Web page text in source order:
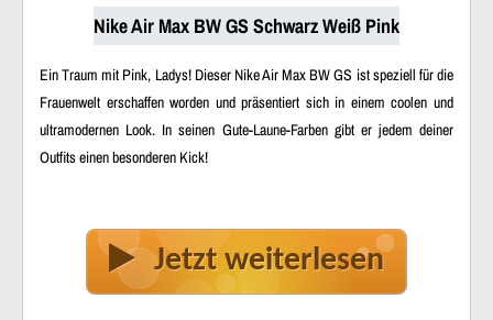
Nike Air Max BW GS Schwarz Weiß Pink
Ein Traum mit Pink, Ladys! Dieser Nike Air Max BW GS ist speziell für die
Frauenwelt erschaffen worden und präsentiert sich in einem coolen und
ultramodernen Look. In seinen Gute-Laune-Farben gibt er jedem deiner
Outfits einen besonderen Kick!
Jetzt weiterlesen